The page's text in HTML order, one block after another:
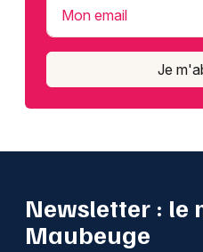
Mon email
Je
Newsletter : le
Maubeuge